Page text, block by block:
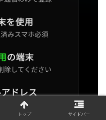
トップ サイドバー